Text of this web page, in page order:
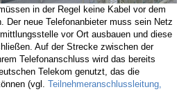
in der Regel keine Kabel vor dem
Der neue Telefonanbieter muss sein Netz
vor Ort ausbauen und diese
Auf der Strecke zwischen der
Telefonanschluss wird das bereits
Telekom genutzt, das die
(vgl. Teilnehmeranschlussleitung,